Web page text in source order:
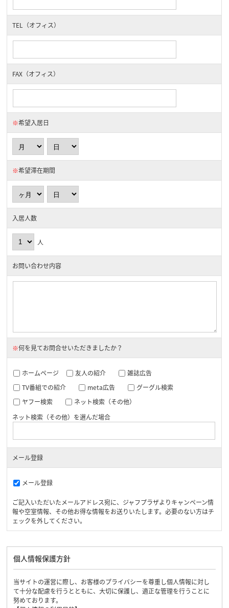
TEL（オフィス）
FAX（オフィス）
※希望入居日
※希望滞在期間
入居人数
人
お問い合わせ内容
※何を見てお問合せいただきましたか？
ホームページ 友人の紹介
雑誌広告
TV番組での紹介
meta広告
グーグル検索
ヤフー検索
ネット検索（その他）
ネット検索（その他）を選んだ場合
メール登録
メール登録
ご記入いただいたメールアドレス宛に、ジャフプラザよりキャンペーン情
報や空室情報、その他お得な情報をお送りいたします。必要のない方はチ
ェックを外してください。
個人情報保護方針
当サイトの運営に際し、お客様のプライバシーを尊重し個人情報に対し
て十分な配慮を行うとともに、大切に保護し、適正な管理を行うことに
努めております。